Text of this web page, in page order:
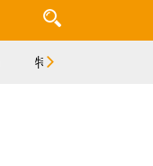
特集